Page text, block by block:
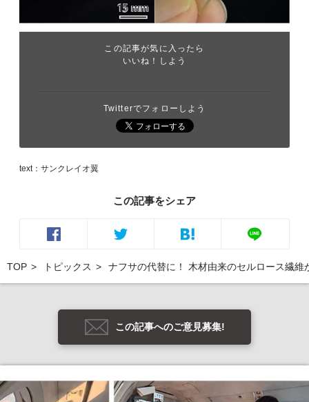
この記事が気に入ったら
いいね！しよう
Twitterでフォローしよう
text：サンクレイオ翼
この記事をシェア
TOP トピックス ナフサの代替に！ 木材由来のセルロース繊
この記事へのご意見募集!